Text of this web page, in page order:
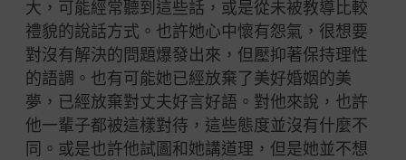
大，可能經常聽到這些話，或是從未被教導比較
禮貌的說話方式。也許她心中懷有怨氣，很想要
對沒有解決的問題爆發出來，但壓抑著保持理性
的語調。也有可能她已經放棄了美好婚姻的美
夢，已經放棄對丈夫好言好語。對他來說，也許
他一輩子都被這樣對待，這些態度並沒有什麼不
同。或是也許他試圖和她講道理，但是她並不想